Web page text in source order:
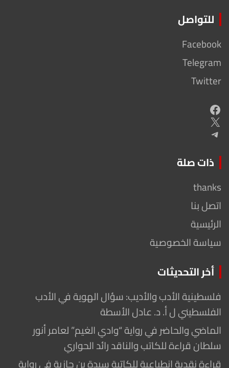
للتواصل
Facebook
Telegram
Twitter
Facebook
X
Telegram
ذات صلة
thanks
اتصل بنا
الرئيسية
سياسة الخصوصية
أخر التحديثات
فلسطينية الأدب والأديب: سؤال الهوية في الأدب
الفلسطيني ل أ. د. عادل الأسطة
الماضي والحاضر في رواية “وادي الغيم” لعامر أنور
سلطان قراءة للكاتب والناقد رائد الحواري
قراءة نقدية انطباعية للكاتبة سيدة بن جازية في رواية